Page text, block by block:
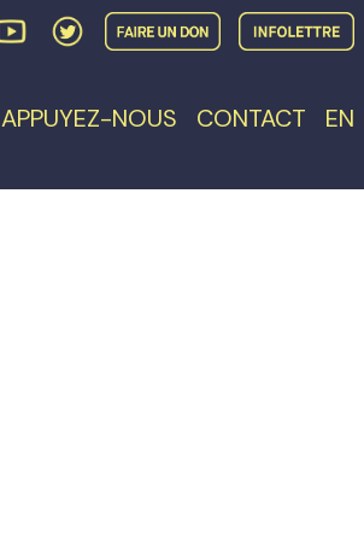
APPUYEZ-NOUS CONTACT EN